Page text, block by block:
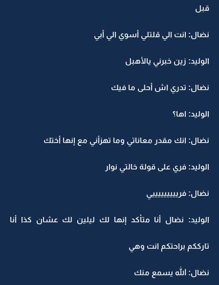
قبل
نضال: انت الي قلتلي أسوي الي أبي
الوليد: زين خبرني يالأهبل
نضال: تدري اش أحلى ما فيك
الوليد: اها؟
نضال: انك مقدر معاناتي وما تهزأني مع إنها أختك
الوليد: فري على قولة خالتي نوار
نضال: فريييييييييي
الوليد: نضال أنا متأكد إنها لك ليلين لك عشان كذا أنا
تارككم براحتكم انت وهي
نضال: الله يسمع منك